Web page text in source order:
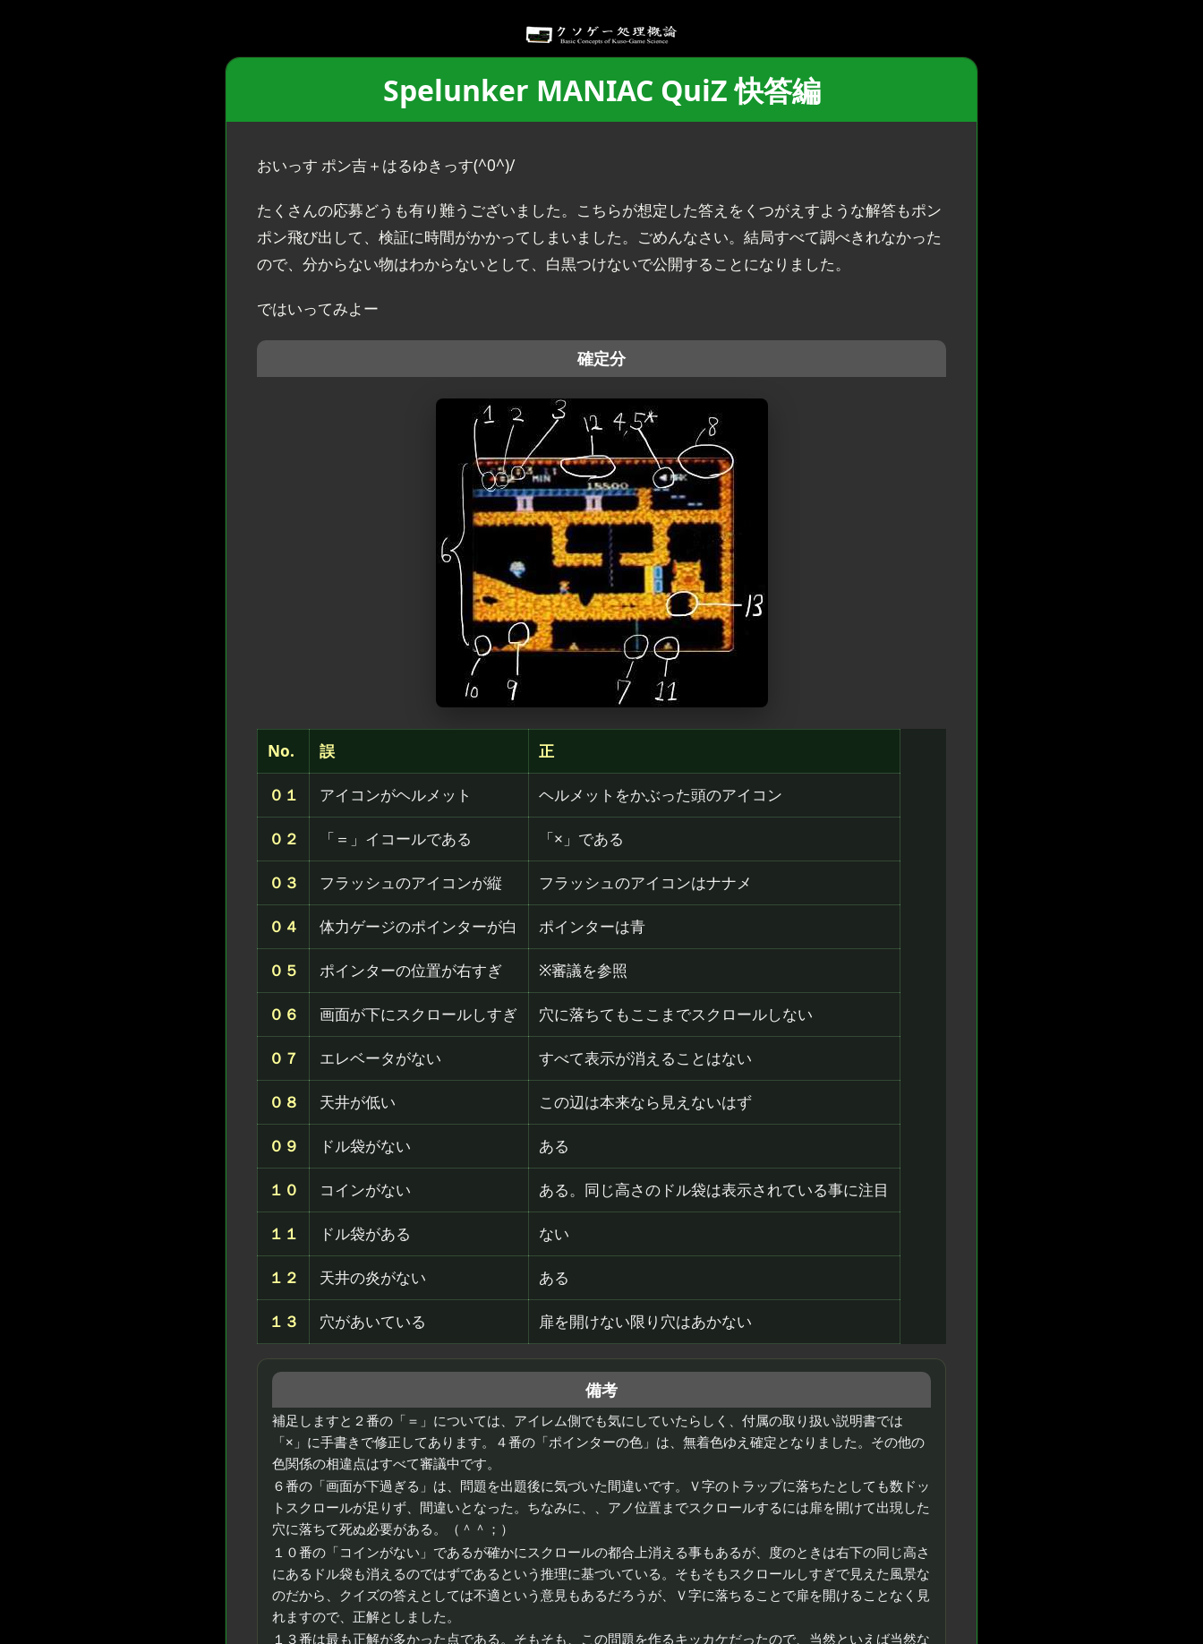
Spelunker MANIAC QuiZ 快答編
おいっす ポン吉＋はるゆきっす(^0^)/
たくさんの応募どうも有り難うございました。こちらが想定した答えをくつがえすような解答もポン
ポン飛び出して、検証に時間がかかってしまいました。ごめんなさい。結局すべて調べきれなかった
ので、分からない物はわからないとして、白黒つけないで公開することになりました。
ではいってみよー
確定分
No. 誤 正
０１ アイコンがヘルメット ヘルメットをかぶった頭のアイコン
０２ 「＝」イコールである 「×」である
０３ フラッシュのアイコンが縦 フラッシュのアイコンはナナメ
０４ 体力ゲージのポインターが白 ポインターは青
０５ ポインターの位置が右すぎ ※審議を参照
０６ 画面が下にスクロールしすぎ 穴に落ちてもここまでスクロールしない
０７ エレベータがない すべて表示が消えることはない
０８ 天井が低い この辺は本来なら見えないはず
０９ ドル袋がない ある
１０ コインがない ある。同じ高さのドル袋は表示されている事に注目
１１ ドル袋がある ない
１２ 天井の炎がない ある
１３ 穴があいている 扉を開けない限り穴はあかない
備考
補足しますと２番の「＝」については、アイレム側でも気にしていたらしく、付属の取り扱い説明書では
「×」に手書きで修正してあります。４番の「ポインターの色」は、無着色ゆえ確定となりました。その他の
色関係の相違点はすべて審議中です。
６番の「画面が下過ぎる」は、問題を出題後に気づいた間違いです。Ｖ字のトラップに落ちたとしても数ドッ
トスクロールが足りず、間違いとなった。ちなみに、、アノ位置までスクロールするには扉を開けて出現した
穴に落ちて死ぬ必要がある。（＾＾；）
１０番の「コインがない」であるが確かにスクロールの都合上消える事もあるが、度のときは右下の同じ高さ
にあるドル袋も消えるのではずであるという推理に基づいている。そもそもスクロールしすぎで見えた風景な
のだから、クイズの答えとしては不適という意見もあるだろうが、Ｖ字に落ちることで扉を開けることなく見
れますので、正解としました。
１３番は最も正解が多かった点である。そもそも、この問題を作るキッカケだったので、当然といえば当然な